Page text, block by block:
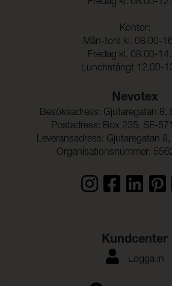
Fredag kl. 08.00-
Kontor:
Mån-tors kl. 08.00-
Fredag kl. 08.00-
Lunchstängt 12.00-
Nevotex
Besöksadress: Gjutaregatan 8,
Postadress: Box 235, SE-
Leveransadress: Gjutaregatan
Organisationsnummer:
Kundcenter
Logga in